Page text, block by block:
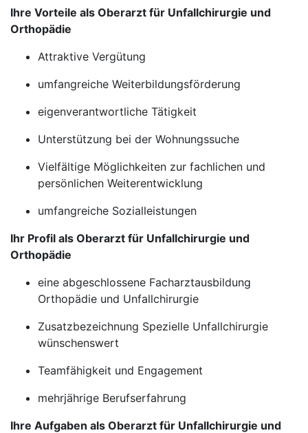
Ihre Vorteile als Oberarzt für Unfallchirurgie und
Orthopädie
Attraktive Vergütung
umfangreiche Weiterbildungsförderung
eigenverantwortliche Tätigkeit
Unterstützung bei der Wohnungssuche
Vielfältige Möglichkeiten zur fachlichen und
persönlichen Weiterentwicklung
umfangreiche Sozialleistungen
Ihr Profil als Oberarzt für Unfallchirurgie und
Orthopädie
eine abgeschlossene Facharztausbildung
Orthopädie und Unfallchirurgie
Zusatzbezeichnung Spezielle Unfallchirurgie
wünschenswert
Teamfähigkeit und Engagement
mehrjährige Berufserfahrung
Ihre Aufgaben als Oberarzt für Unfallchirurgie und